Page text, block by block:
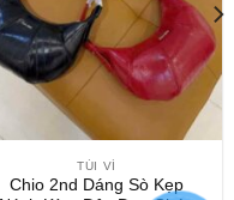
TÚI VÍ
Chio 2nd Dáng Sò Kẹp